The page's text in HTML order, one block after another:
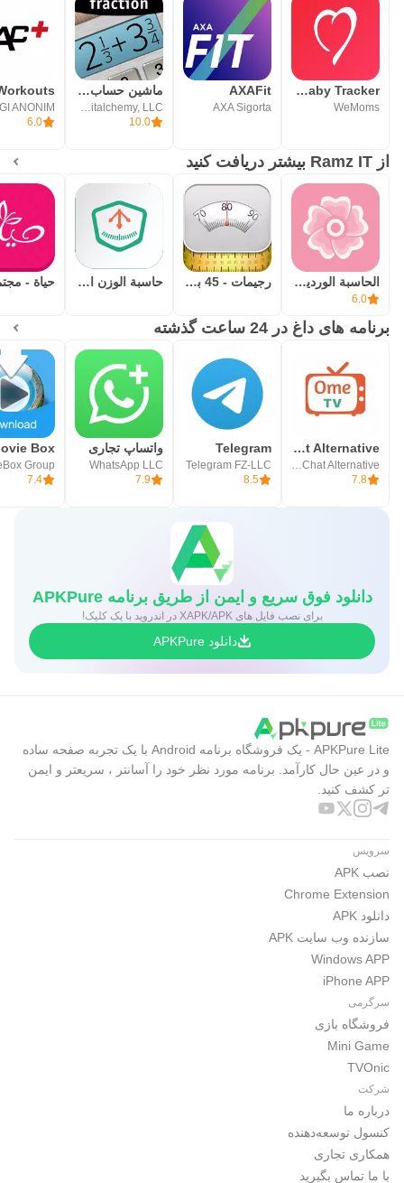
WeMoms Pregnancy Baby Tracker
WeMoms
AXAFit
AXA Sigorta
ماشین حساب کسری پلاس
10.0
6.0
از Ramz IT بیشتر دریافت کنید
الحاسبة الوردية الدورة الشهرية
6.0
رجيمات - 45 برنامج رجيم حاسبة الوزن المثالي
برنامه های داغ در 24 ساعت گذشته
OmeTV – Video Chat Alternative
7.8
Telegram
Telegram FZ-LLC
8.5
واتساپ تجاری
WhatsApp LLC
7.9
Box
Group
7.4
دانلود فوق سریع و ایمن از طریق برنامه APKPure
برای نصب فایل های XAPK/APK در اندروید با یک کلیک!
دانلود APKPure
APKPure Lite - یک فروشگاه برنامه Android با یک تجربه صفحه ساده
و در عین حال کارآمد. برنامه مورد نظر خود را آسانتر ، سریعتر و ایمن
تر کشف کنید.
سرویس
نصب APK
Chrome Extension
دانلود APK
سازنده وب سایت APK
Windows APP
iPhone APP
سرگرمی
فروشگاه بازی
Mini Game
TVOnic
شرکت
درباره ما
کنسول توسعه‌دهنده
همکاری تجاری
با ما تماس بگیرید